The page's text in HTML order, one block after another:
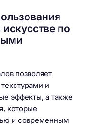
по
позволяет
и
эффекты, а также
которые
и современным